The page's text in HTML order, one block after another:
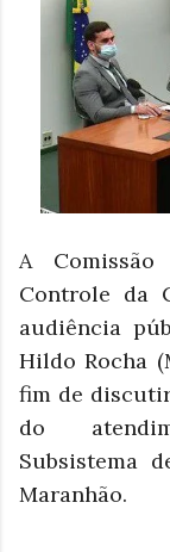
A
Controle da
audiência
Hildo Rocha
fim de
do
Subsistema
Maranhão.